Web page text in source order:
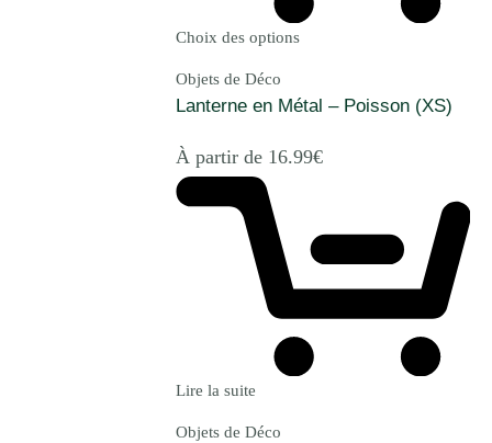
Choix des options
Objets de Déco
Lanterne en Métal – Poisson (XS)
À partir de 16.99€
Lire la suite
Objets de Déco